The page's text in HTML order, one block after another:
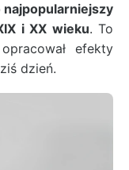
i XX wieku. To
efekty
dzień.